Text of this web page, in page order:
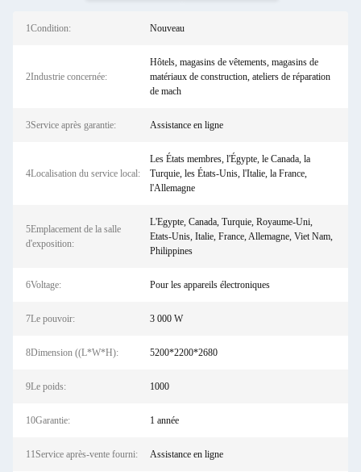
1Condition: Nouveau
2Industrie concernée:
Hôtels, magasins de vêtements, magasins de
matériaux de construction, ateliers de réparation
de mach
3Service après garantie: Assistance en ligne
4Localisation du service local:
Les États membres, l'Égypte, le Canada, la
Turquie, les États-Unis, l'Italie, la France,
l'Allemagne
5Emplacement de la salle
d'exposition:
L'Egypte, Canada, Turquie, Royaume-Uni,
Etats-Unis, Italie, France, Allemagne, Viet Nam,
Philippines
6Voltage: Pour les appareils électroniques
7Le pouvoir: 3 000 W
8Dimension ((L*W*H): 5200*2200*2680
9Le poids: 1000
10Garantie: 1 année
11Service après-vente fourni: Assistance en ligne